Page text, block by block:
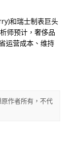
和瑞士制表巨头
师预计，奢侈品
运营成本、维持
作者所有，不代